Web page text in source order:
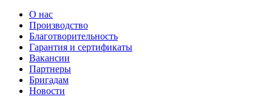
О нас
Производство
Благотворительность
Гарантия и сертификаты
Вакансии
Партнеры
Бригадам
Новости